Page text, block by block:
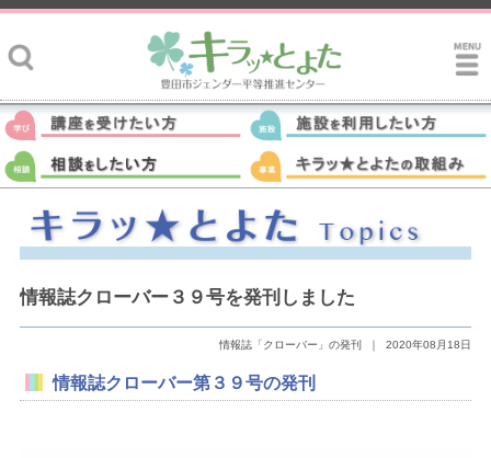
情報誌クローバー３９号を発刊しました
情報誌「クローバー」の発刊 ｜ 2020年08月18日
情報誌クローバー第３９号の発刊